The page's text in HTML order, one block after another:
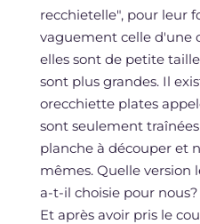
recchietelle", pour leur
vaguement celle d'une
elles sont de petite
sont plus grandes. Il
orecchiette plates
sont seulement
planche à découper et
mêmes. Quelle version
a-t-il choisie pour nous?
Et après avoir pris le